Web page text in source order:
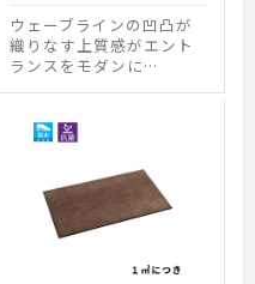
ウェーブラインの凹凸が
織りなす上質感がエント
ランスをモダンに…